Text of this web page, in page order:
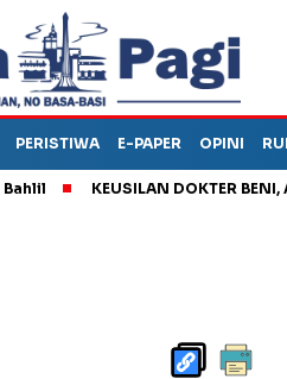
PERISTIWA E-PAPER OPINI
KEUSILAN DOKTER BENI,